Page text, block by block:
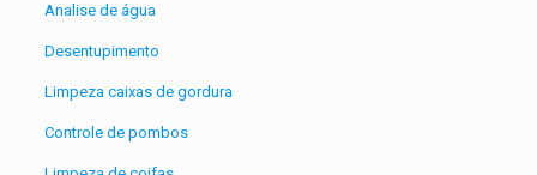
Analise de água
Desentupimento
Limpeza caixas de gordura
Controle de pombos